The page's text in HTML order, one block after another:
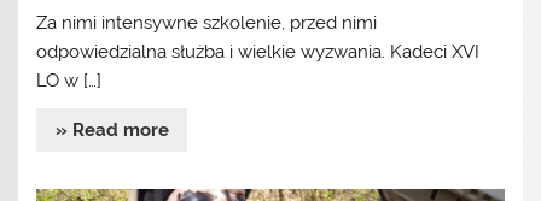
Za nimi intensywne szkolenie, przed nimi
odpowiedzialna służba i wielkie wyzwania. Kadeci XVI
LO w […]
» Read more